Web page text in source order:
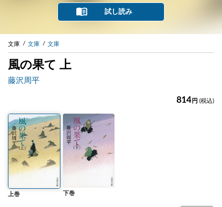
試し読み
文庫 文庫 文庫
風の果て 上
藤沢周平
814 円 (税込)
上巻 下巻